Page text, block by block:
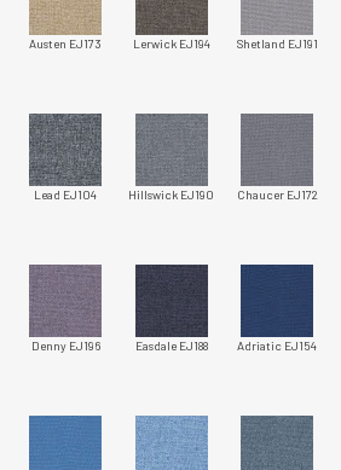
Austen EJ173 Lerwick EJ194 Shetland EJ191
Lead EJ104 Hillswick EJ190 Chaucer EJ172
Denny EJ196 Easdale EJ188 Adriatic EJ154